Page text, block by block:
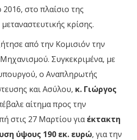
στο πλαίσιο της
κρίσης.
από την Κομισιόν την
Συγκεκριμένα, με
ο Αναπληρωτής
και Ασύλου, κ. Γιώργος
αίτημα προς την
στις 27 Μαρτίου γιαέκτακτη
ύψους 190 εκ. ευρώ, για την